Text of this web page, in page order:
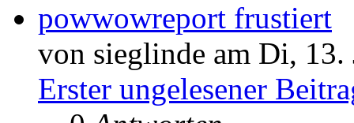
powwowreport frustiert
von sieglinde am Di,
Erster ungelesener